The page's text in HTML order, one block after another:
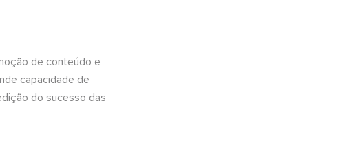
de conteúdo e
capacidade de
do sucesso das